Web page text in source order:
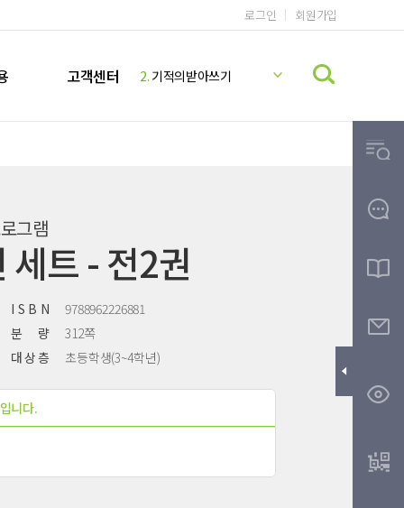
로그인 회원가입
고객센터
3. 기적의파닉스
10. 기적의한글
그램
세트 - 전2권
I S B N
9788962226881
분 량
312쪽
대 상 층 초등학생(3~4학년)
니다.